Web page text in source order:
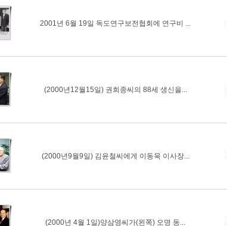
2001년 6월 19일 독도연구보전협회에 연구비 ...
(2000년12월15일) 권희종씨의 88세 생신을...
(2000년9월9일) 김윤철씨에게 이동욱 이사장...
(2000년 4월 1일)양삼영씨가(왼쪽) 오명 동...